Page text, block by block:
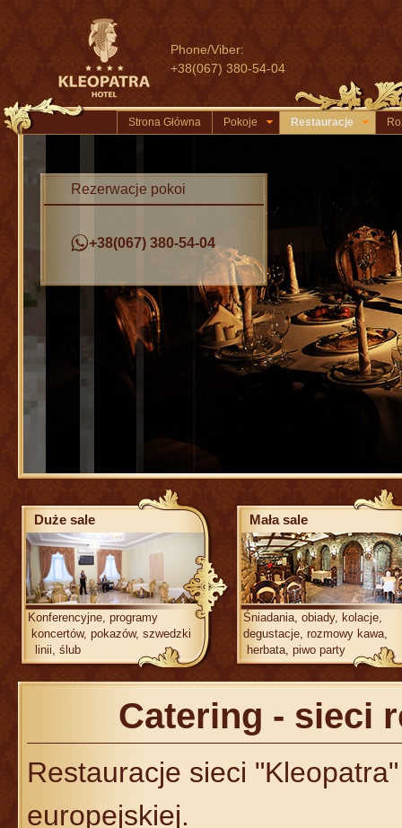
Phone/Viber:
+38(067) 380-54-04
Strona Główna Pokoje Restauracje
Rezerwacje pokoi
+38(067) 380-54-04
Duże sale
Konferencyjne, programy
koncertów, pokazów, szwedzki
linii, ślub
Mała sale
Śniadania, obiady, kolacje,
degustacje, rozmowy
herbata, piwo party
Catering - sieci
Restauracje sieci
europejskiej.